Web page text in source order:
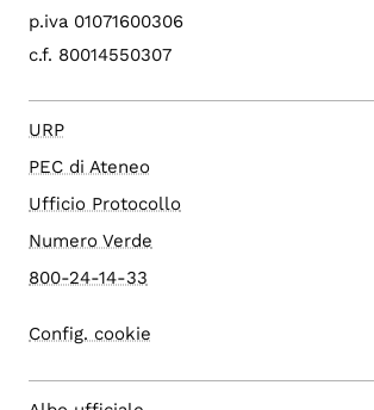
p.iva 01071600306
c.f. 80014550307
URP
PEC di Ateneo
Ufficio Protocollo
Numero Verde
800-24-14-33
Config. cookie